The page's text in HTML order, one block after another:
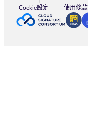
Cookie設定 使用條款